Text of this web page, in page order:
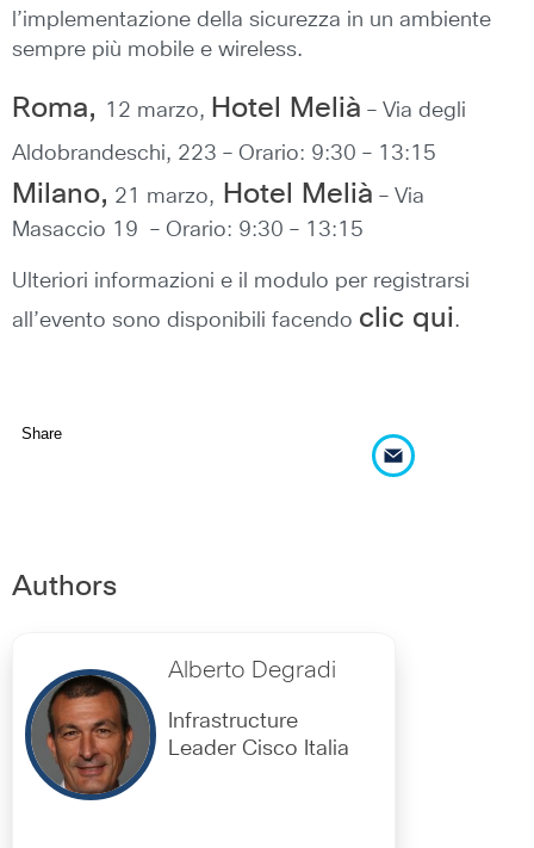
l’implementazione della sicurezza in un ambiente
sempre più mobile e wireless.
Roma, 12 marzo, Hotel Melià – Via degli
Aldobrandeschi, 223 – Orario: 9:30 – 13:15
Milano, 21 marzo, Hotel Melià – Via
Masaccio 19 – Orario: 9:30 – 13:15
Ulteriori informazioni e il modulo per registrarsi
all’evento sono disponibili facendo clic qui.
Share
Authors
Alberto Degradi
Infrastructure
Leader Cisco Italia